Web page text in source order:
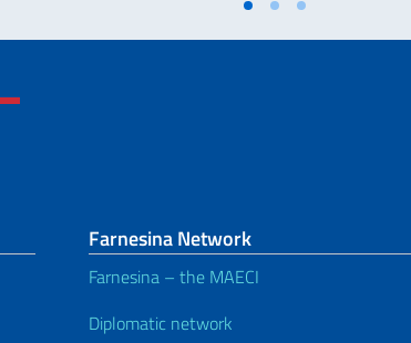
Farnesina Network
Farnesina – the MAECI
Diplomatic network